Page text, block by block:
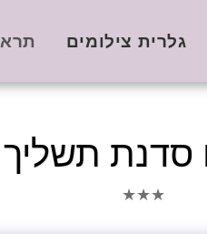
גלרית צילומים
סדנת תשליך
★
★
★